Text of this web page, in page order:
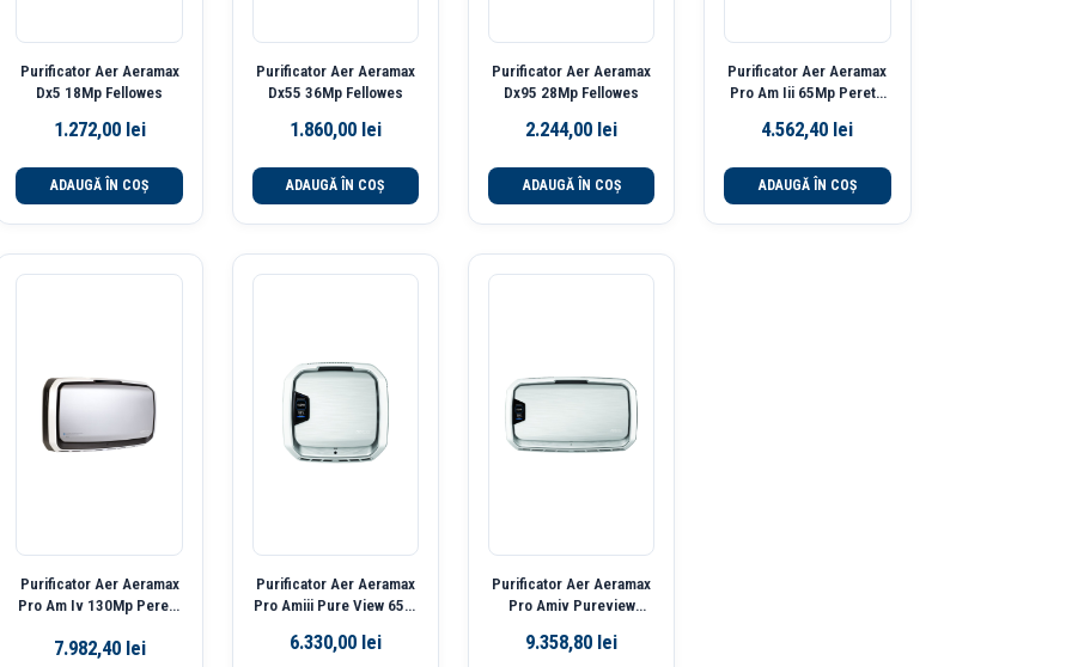
Purificator Aer Aeramax
Dx5 18Mp Fellowes
1.272,00 lei
ADAUGĂ ÎN COȘ
Purificator Aer Aeramax
Dx55 36Mp Fellowes
1.860,00 lei
ADAUGĂ ÎN COȘ
Purificator Aer Aeramax
Dx95 28Mp Fellowes
2.244,00 lei
ADAUGĂ ÎN COȘ
Purificator Aer Aeramax
Pro Am Iii 65Mp Perete
4.562,40 lei
ADAUGĂ ÎN COȘ
Purificator Aer Aeramax
Pro Am Iv 130Mp Perete
7.982,40 lei
Purificator Aer Aeramax
Pro Amiii Pure View 65M
6.330,00 lei
Purificator Aer Aeramax
Pro Amiv Pureview
9.358,80 lei